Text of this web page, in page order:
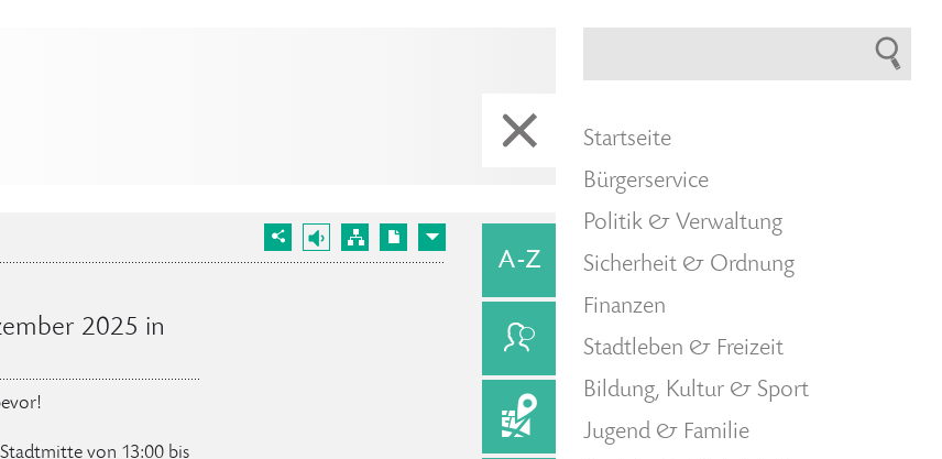
2025 in
von 13:00 bis
Startseite
Bürgerservice
Politik & Verwaltung
Sicherheit & Ordnung
Finanzen
Stadtleben & Freizeit
Bildung, Kultur & Sport
Jugend & Familie